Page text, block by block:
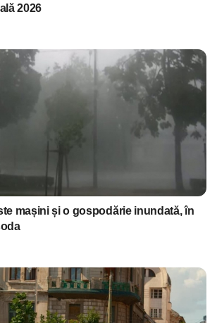
2026
mașini și o gospodărie inundată, în